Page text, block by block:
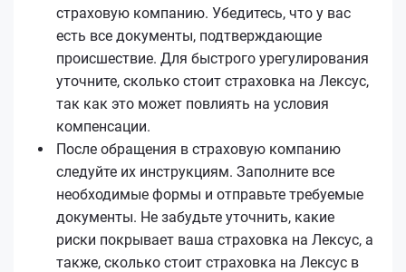
страховую компанию. Убедитесь, что у вас
есть все документы, подтверждающие
происшествие. Для быстрого урегулирования
уточните, сколько стоит страховка на Лексус,
так как это может повлиять на условия
компенсации.
После обращения в страховую компанию
следуйте их инструкциям. Заполните все
необходимые формы и отправьте требуемые
документы. Не забудьте уточнить, какие
риски покрывает ваша страховка на Лексус, а
также, сколько стоит страховка на Лексус в